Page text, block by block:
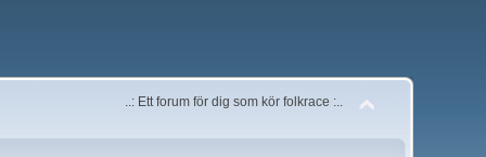
..: Ett forum för dig som kör folkrace :..